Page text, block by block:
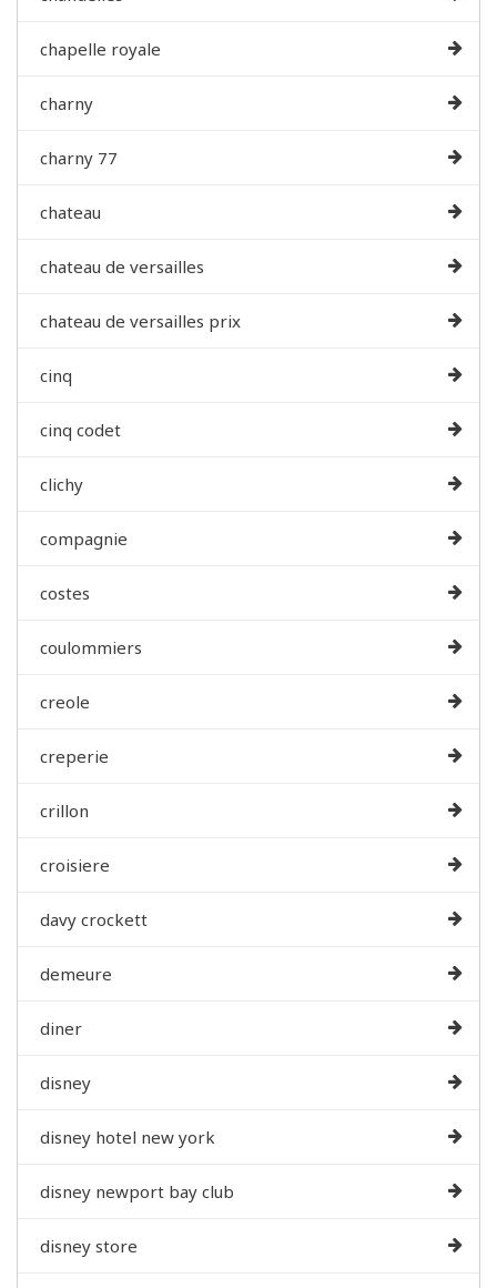
chapelle royale
charny
charny 77
chateau
chateau de versailles
chateau de versailles prix
cinq
cinq codet
clichy
compagnie
costes
coulommiers
creole
creperie
crillon
croisiere
davy crockett
demeure
diner
disney
disney hotel new york
disney newport bay club
disney store